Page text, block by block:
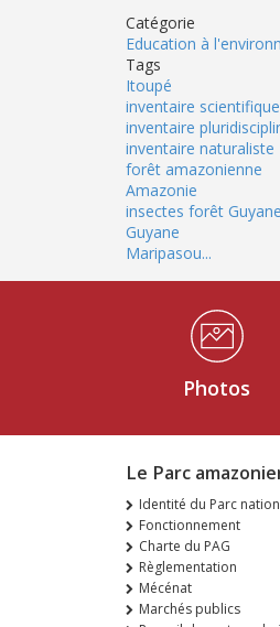
Catégorie
Education à
Tags
Itoupé
inventaire scientifique
inventaire
inventaire naturaliste
forêt amazonienne
Amazonie
insectes forêt Guyane
Guyane
Maripasou...
Médiathèque Footer
Photos
Le Parc
Identité du Parc
Fonctionnement
Charte du PAG
Règlementation
Mécénat
Marchés publics